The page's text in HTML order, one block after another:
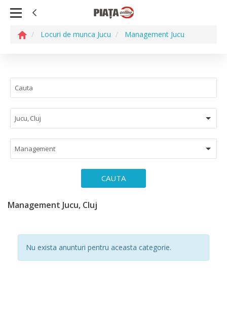
Locuri de munca Jucu Management Jucu
Jucu, Cluj
Management
CAUTA
Management Jucu, Cluj
Nu exista anunturi pentru aceasta categorie.